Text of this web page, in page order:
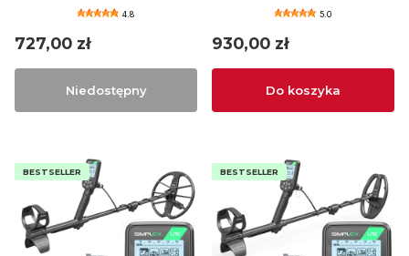
4.8
Cena
727,00 zł
Niedostępny
5.0
Cena
930,00 zł
Do koszyka
BESTSELLER BESTSELLER